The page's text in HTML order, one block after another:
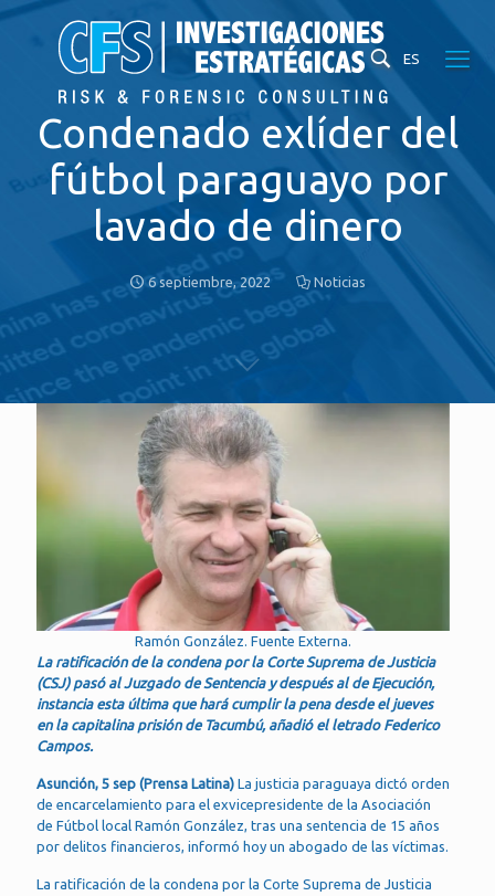
ES
Condenado exlíder del
fútbol paraguayo por
lavado de dinero
6 septiembre, 2022 Noticias
Ramón González. Fuente Externa.
La ratificación de la condena por la Corte Suprema de Justicia
(CSJ) pasó al Juzgado de Sentencia y después al de Ejecución,
instancia esta última que hará cumplir la pena desde el jueves
en la capitalina prisión de Tacumbú, añadió el letrado Federico
Campos.
Asunción, 5 sep (Prensa Latina) La justicia paraguaya dictó orden
de encarcelamiento para el exvicepresidente de la Asociación
de Fútbol local Ramón González, tras una sentencia de 15 años
por delitos financieros, informó hoy un abogado de las víctimas.
La ratificación de la condena por la Corte Suprema de Justicia